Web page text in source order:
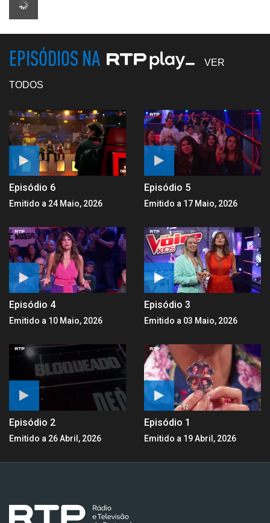
EPISÓDIOS NA VER
TODOS
Episódio 6
Emitido a 24 Maio, 2026
Episódio 5
Emitido a 17 Maio, 2026
Episódio 4
Emitido a 10 Maio, 2026
Episódio 3
Emitido a 03 Maio, 2026
Episódio 2
Emitido a 26 Abril, 2026
Episódio 1
Emitido a 19 Abril, 2026